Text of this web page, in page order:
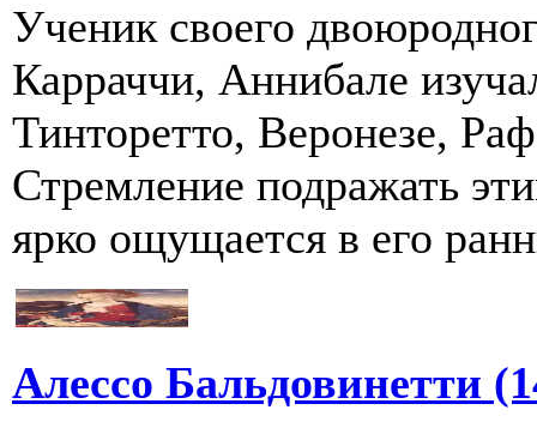
Ученик своего
Карраччи, Аннибале
Тинторетто, Веронезе,
Стремление подражать
ярко ощущается в его
Алессо Бальдовинетти